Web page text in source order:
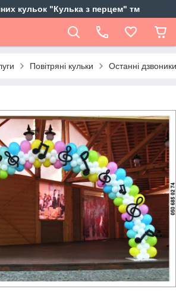
кульок "Кулька з перцем" тм
Повітряні кульки Останні